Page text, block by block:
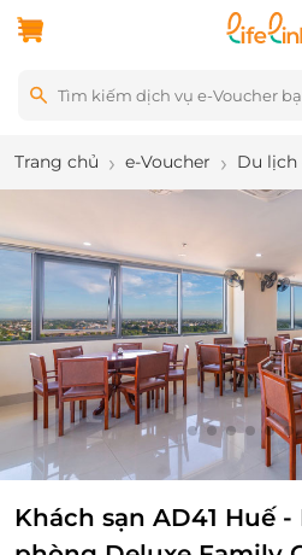
Trang chủ e-Voucher Du lịch
Khách sạn AD41 Huế